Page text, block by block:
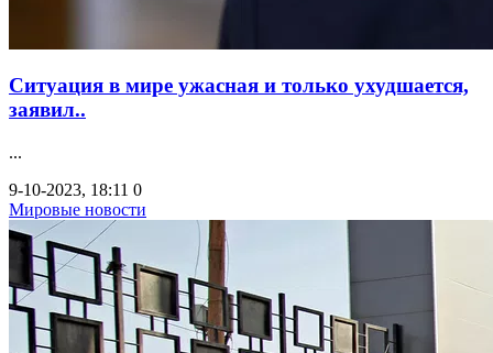
Ситуация в мире ужасная и только ухудшается,
заявил..
...
9-10-2023, 18:11 0
Мировые новости